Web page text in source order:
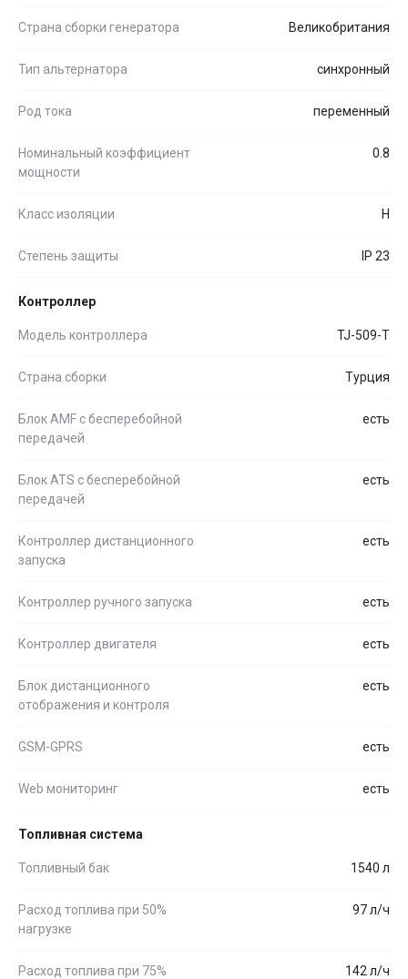
Страна сборки генератора Великобритания
Тип альтернатора синхронный
Род тока переменный
Номинальный коэффициент
мощности
0.8
Класс изоляции H
Степень защиты IP 23
Контроллер
Модель контроллера TJ-509-T
Страна сборки Турция
Блок AMF с бесперебойной
передачей
есть
Блок ATS с бесперебойной
передачей
есть
Контроллер дистанционного
запуска
есть
Контроллер ручного запуска есть
Контроллер двигателя есть
Блок дистанционного
отображения и контроля
есть
GSM-GPRS есть
Web мониторинг есть
Топливная система
Топливный бак 1540 л
Расход топлива при 50%
нагрузке
97 л/ч
Расход топлива при 75%
142 л/ч